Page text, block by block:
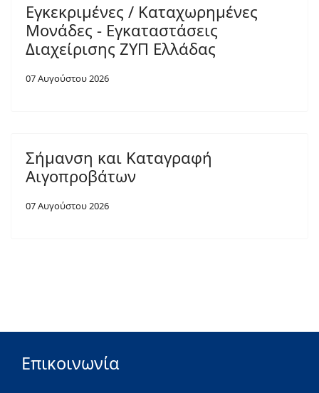
Εγκεκριμένες / Καταχωρημένες
Μονάδες - Εγκαταστάσεις
Διαχείρισης ΖΥΠ Ελλάδας
07 Αυγούστου 2026
Σήμανση και Καταγραφή
Αιγοπροβάτων
07 Αυγούστου 2026
Επικοινωνία